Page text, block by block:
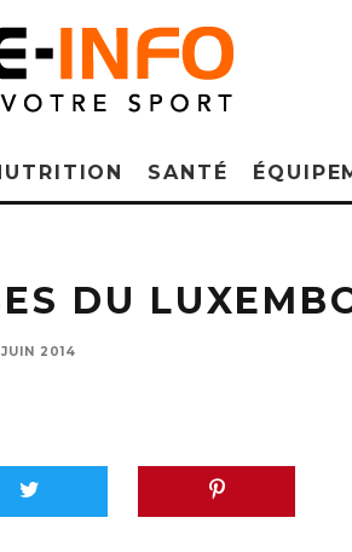
SANTÉ
DU
2014